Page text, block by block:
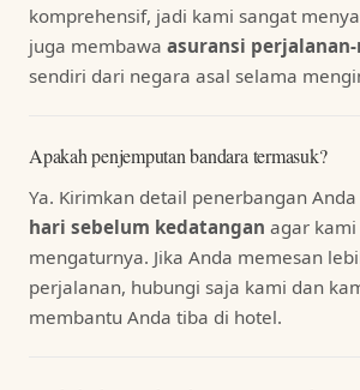
komprehensif, jadi kami sangat
juga membawa asuransi
sendiri dari negara asal selama
Apakah penjemputan bandara termasuk?
Ya. Kirimkan detail penerbangan Anda
hari sebelum kedatangan agar
mengaturnya. Jika Anda memesan
perjalanan, hubungi saja kami dan
membantu Anda tiba di hotel.